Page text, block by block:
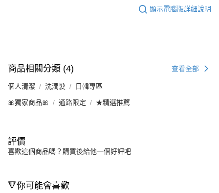
顯示電腦版詳細說明
商品相關分類 (4) 查看全部
個人清潔 洗潤髮 日韓專區
🎀獨家商品🎀 通路限定 ★精選推薦
評價
喜歡這個商品嗎？購買後給他一個好評吧
🔻你可能會喜歡